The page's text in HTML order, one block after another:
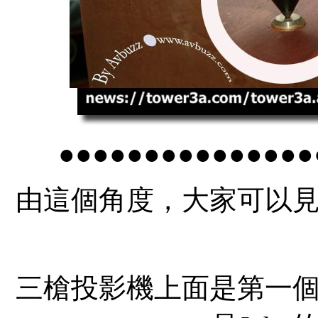
由這個角度，大家可以
三槍投影機上面是第一